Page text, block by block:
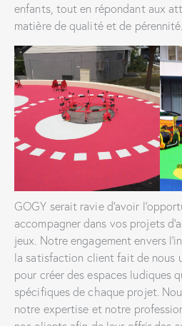
enfants, tout en répondant aux
matière de qualité et de pérennité.
GOGY serait ravie d’avoir
accompagner dans vos projets
jeux. Notre engagement envers
la satisfaction client fait de nous
pour créer des espaces ludiques
spécifiques de chaque projet.
notre expertise et notre